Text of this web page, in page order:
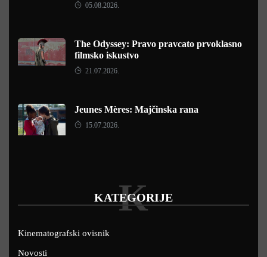
05.08.2026.
The Odyssey: Pravo pravcato prvoklasno
filmsko iskustvo
21.07.2026.
Jeunes Mères: Majčinska rana
15.07.2026.
KATEGORIJE
K
Kinematografski ovisnik
Novosti